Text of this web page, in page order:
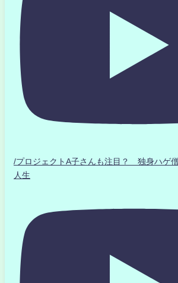
/プロジェクトA子さんも注目？ 独身ハゲ
人生